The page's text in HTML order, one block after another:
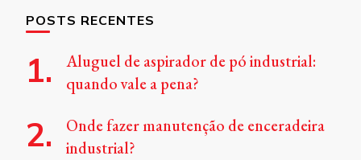
POSTS RECENTES
Aluguel de aspirador de pó industrial:
quando vale a pena?
Onde fazer manutenção de enceradeira
industrial?